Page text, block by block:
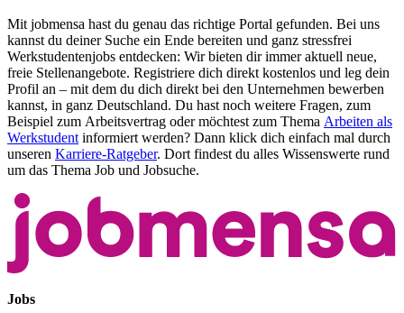
Mit jobmensa hast du genau das richtige Portal gefunden. Bei uns
kannst du deiner Suche ein Ende bereiten und ganz stressfrei
Werkstudentenjobs entdecken: Wir bieten dir immer aktuell neue,
freie Stellenangebote. Registriere dich direkt kostenlos und leg dein
Profil an – mit dem du dich direkt bei den Unternehmen bewerben
kannst, in ganz Deutschland. Du hast noch weitere Fragen, zum
Beispiel zum Arbeitsvertrag oder möchtest zum Thema Arbeiten als
Werkstudent informiert werden? Dann klick dich einfach mal durch
unseren Karriere-Ratgeber. Dort findest du alles Wissenswerte rund
um das Thema Job und Jobsuche.
Jobs